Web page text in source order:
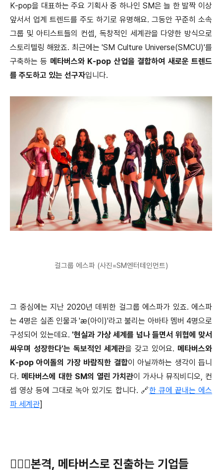
K-pop을 대표하는 주요 기획사 중 하나인 SM은 늘 한 발짝 이상
앞서서 업계 트렌드를 주도 하기로 유명해요. 그동안 꾸준히 소속
그룹 및 아티스트들의 컨셉, 독창적인 세계관을 다양한 방식으로
스토리텔링 해왔죠. 최근에는 'SM Culture Universe(SMCU)'를
구축하는 등 메타버스와 K-pop 산업을 결합하여 새로운 트렌드
를 주도하고 있는 선구자입니다.
걸그룹 에스파 (사진=SM엔터테인먼트)
그 중심에는 지난 2020년 데뷔한 걸그룹 에스파가 있죠. 에스파
는 4명은 실존 인물과 'æ(아이)'라고 불리는 아바타 멤버 4명으로
구성되어 있는데요. '현실과 가상 세계를 넘나 들면서 위협에 맞서
싸우며 성장한다'는 독보적인 세계관을 갖고 있어요. 메타버스와
K-pop 아이돌의 가장 바람직한 결합이 아닐까하는 생각이 듭니
다. 메타버스에 대한 SM의 열린 가치관이 가사나 뮤직비디오, 컨
셉 영상 등에 그대로 녹아 있기도 합니다. 🔗한 큐에 끝내는 에스
파 세계관]
🏃🏻‍♂️본격, 메타버스로 진출하는 기업들